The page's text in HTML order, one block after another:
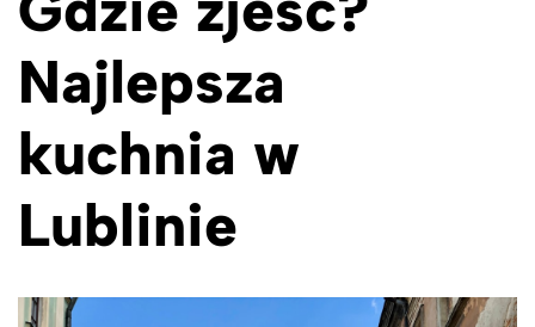
Najlepsza
kuchnia w
Lublinie